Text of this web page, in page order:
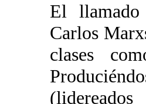
El llamado
Carlos
clases